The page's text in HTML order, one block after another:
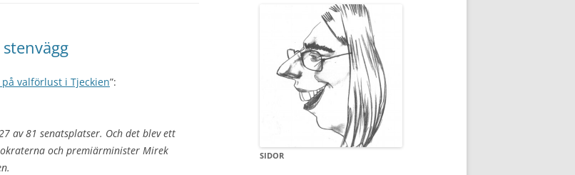
valförlust i Tjeckien”:
av 81 senatsplatser. Och det blev ett
och premiärminister Mirek
SIDOR